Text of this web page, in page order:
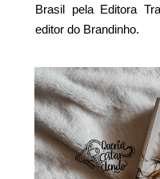
Brasil pela Editora
editor do Brandinho.